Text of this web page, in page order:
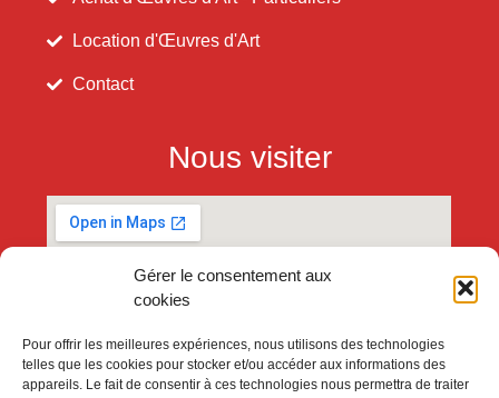
Gérer le consentement aux
cookies
Pour offrir les meilleures expériences, nous utilisons des technologies
telles que les cookies pour stocker et/ou accéder aux informations des
appareils. Le fait de consentir à ces technologies nous permettra de traiter
Location d'Œuvres d'Art
Contact
Nous visiter